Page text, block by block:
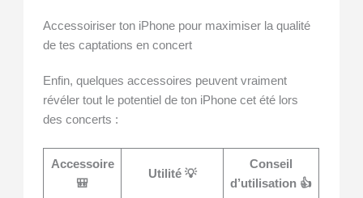
Accessoiriser ton iPhone pour maximiser la qualité
de tes captations en concert
Enfin, quelques accessoires peuvent vraiment
révéler tout le potentiel de ton iPhone cet été lors
des concerts :
Accessoire
🎒
Utilité 💡
Conseil
d’utilisation 👍